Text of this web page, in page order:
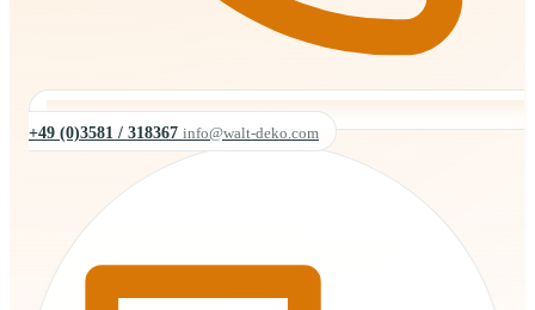
+49 (0)3581 / 318367 info@walt-deko.com